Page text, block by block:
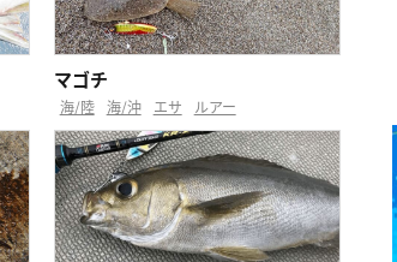
マゴチ
海/陸 海/沖 エサ ルアー